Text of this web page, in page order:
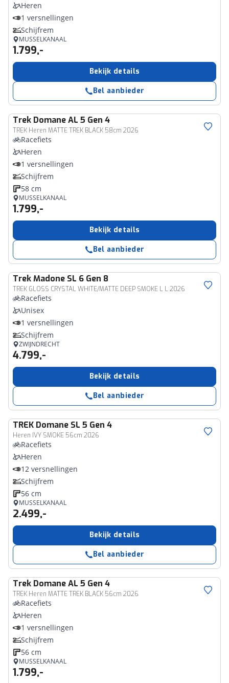
Heren
1 versnellingen
Schijfrem
MUSSELKANAAL
1.799,-
Bekijk details
Bel aanbieder
Trek Domane AL 5 Gen 4
TREK Heren MATTE TREK BLACK 58cm 2026
Racefiets
Heren
1 versnellingen
Schijfrem
58 cm
MUSSELKANAAL
1.799,-
Bekijk details
Bel aanbieder
TrekMadone SL 6 Gen 8
TREK GLOSS CRYSTAL WHITE/MATTE DEEP SMOKE L L 2026
Racefiets
Unisex
1 versnellingen
Schijfrem
ZWIJNDRECHT
4.799,-
Bekijk details
Bel aanbieder
TREK Domane SL 5 Gen 4
Heren IVY SMOKE 56cm 2026
Racefiets
Heren
12 versnellingen
Schijfrem
56 cm
MUSSELKANAAL
2.499,-
Bekijk details
Bel aanbieder
Trek Domane AL 5 Gen 4
TREK Heren MATTE TREK BLACK 56cm 2026
Racefiets
Heren
1 versnellingen
Schijfrem
56 cm
MUSSELKANAAL
1.799,-